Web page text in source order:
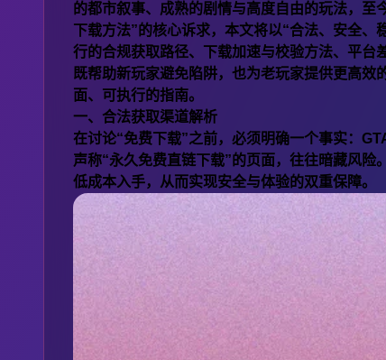
的都市叙事、成熟的剧情与高度自由的玩法，
下载方法”的核心诉求，本文将以“合法、安全、
行的合规获取路径、下载加速与校验方法、平台
既帮助新玩家避免陷阱，也为老玩家提供更高
面、可执行的指南。
一、合法获取渠道解析
在讨论“免费下载”之前，必须明确一个事实：
声称“永久免费直链下载”的页面，往往暗藏风
低成本入手，从而实现安全与体验的双重保障。